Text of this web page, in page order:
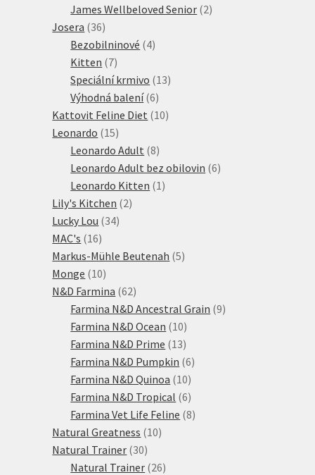
produkt
James Wellbeloved Senior 22
Josera 3636
produktů
Bezobilninové 44
Kitten 77
produktů
Speciální krmivo 1313
Výhodná balení 66
produktů
Kattovit Feline Diet 1010
Leonardo 1515
produktů
Leonardo Adult 88
produktů
Leonardo Adult bez obilovin 66
Leonardo Kitten 1 1
Lily's Kitchen 22
Lucky Lou 3434
MAC's 1616
produktů
Markus-Mühle Beutenah 55
Monge 1010
produktů
N&D Farmina 6262
produktů
Farmina N&D Ancestral Grain 99
Farmina N&D Ocean 1010
produktů
Farmina N&D Prime 1313
produktů
Farmina N&D Pumpkin 66
Farmina N&D Quinoa 1010
produktů
Farmina N&D Tropical 66
produktů
Farmina Vet Life Feline 88
Natural Greatness 1010
Natural Trainer 3030
produktů
Natural Trainer 2626